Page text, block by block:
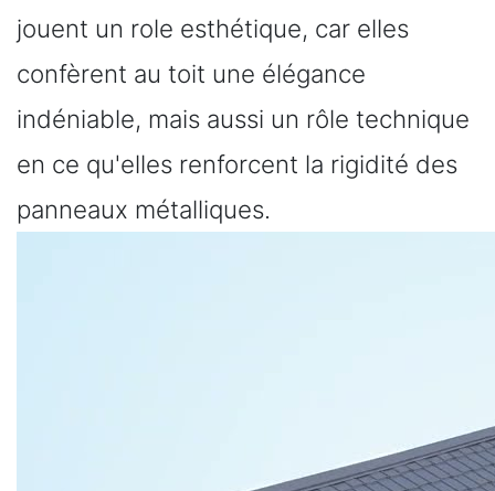
jouent un role esthétique, car elles
confèrent au toit une élégance
indéniable, mais aussi un rôle technique
en ce qu'elles renforcent la rigidité des
panneaux métalliques.